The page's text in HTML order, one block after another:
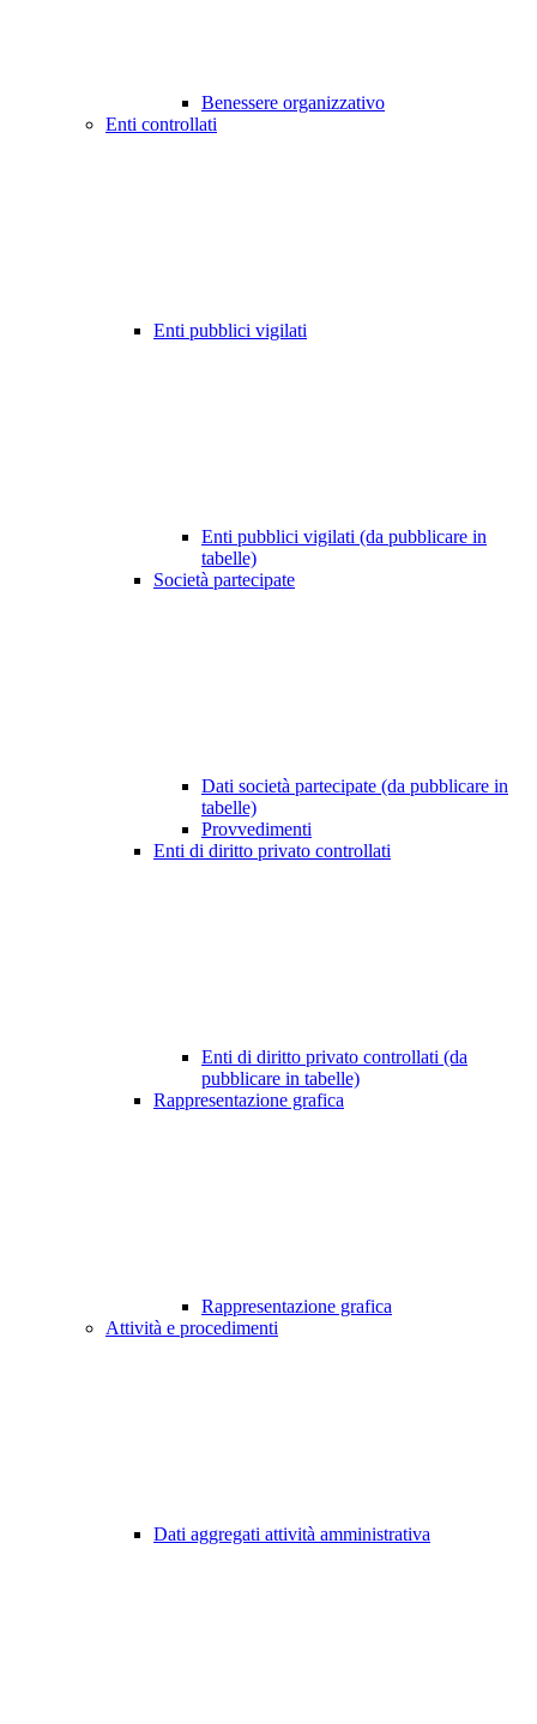
Benessere organizzativo
Enti controllati
Enti pubblici vigilati
Enti pubblici vigilati (da pubblicare in
tabelle)
Società partecipate
Dati società partecipate (da pubblicare in
tabelle)
Provvedimenti
Enti di diritto privato controllati
Enti di diritto privato controllati (da
pubblicare in tabelle)
Rappresentazione grafica
Rappresentazione grafica
Attività e procedimenti
Dati aggregati attività amministrativa